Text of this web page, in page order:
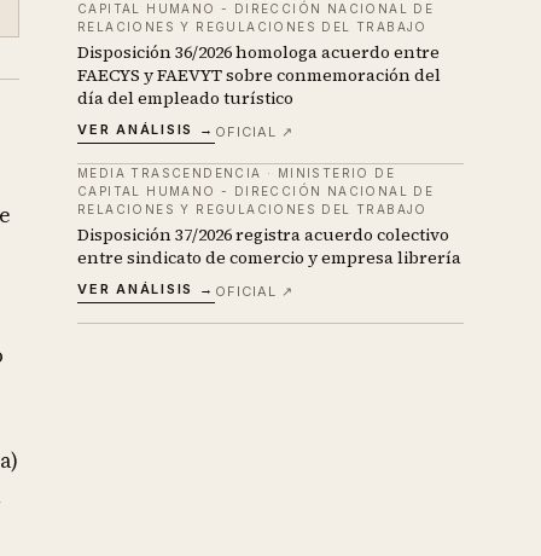
CAPITAL HUMANO - DIRECCIÓN NACIONAL DE
RELACIONES Y REGULACIONES DEL TRABAJO
Disposición 36/2026 homologa acuerdo entre
FAECYS y FAEVYT sobre conmemoración del
día del empleado turístico
VER ANÁLISIS → OFICIAL ↗
MEDIA TRASCENDENCIA · MINISTERIO DE
CAPITAL HUMANO - DIRECCIÓN NACIONAL DE
RELACIONES Y REGULACIONES DEL TRABAJO
Disposición 37/2026 registra acuerdo colectivo
entre sindicato de comercio y empresa librería
VER ANÁLISIS → OFICIAL ↗